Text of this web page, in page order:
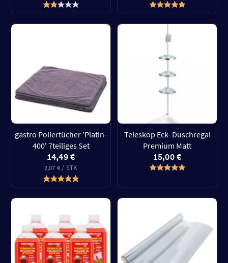
gastro Poliertücher 'Platin-
400' 7teiliges Set
14,49 €
2,07 € / STK
Teleskop Eck- Duschregal
Premium Matt
15,00 €